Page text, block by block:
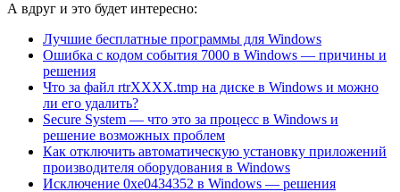
А вдруг и это будет интересно:
Лучшие бесплатные программы для Windows
Ошибка с кодом события 7000 в Windows — причины и
решения
Что за файл rtrXXXX.tmp на диске в Windows и можно
ли его удалить?
Secure System — что это за процесс в Windows и
решение возможных проблем
Как отключить автоматическую установку приложений
производителя оборудования в Windows
Исключение 0xe0434352 в Windows — решения